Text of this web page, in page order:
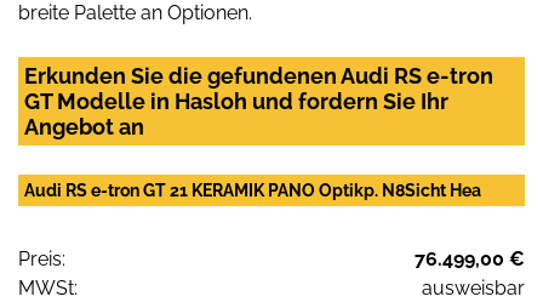
breite Palette an Optionen.
Erkunden Sie die gefundenen Audi RS e-tron
GT Modelle in Hasloh und fordern Sie Ihr
Angebot an
Audi RS e-tron GT 21 KERAMIK PANO Optikp. N8Sicht Hea
Preis:
76.499,00 €
MWSt:
ausweisbar